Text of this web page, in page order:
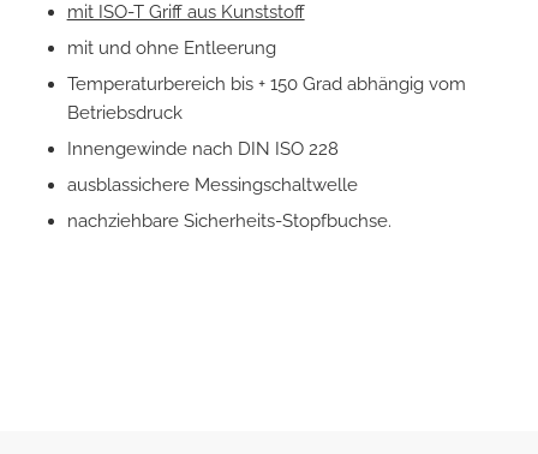
mit ISO-T Griff aus Kunststoff
mit und ohne Entleerung
Temperaturbereich bis + 150 Grad abhängig vom
Betriebsdruck
Innengewinde nach DIN ISO 228
ausblassichere Messingschaltwelle
nachziehbare Sicherheits-Stopfbuchse.